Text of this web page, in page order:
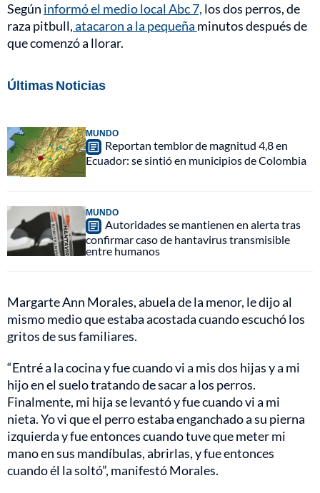
Según informó el medio local Abc 7, los dos perros, de
raza pitbull,atacaron a la pequeña minutos después de
que comenzó a llorar.
Últimas Noticias
MUNDO
Reportan temblor de magnitud 4,8 en
Ecuador: se sintió en municipios de Colombia
MUNDO
Autoridades se mantienen en alerta tras
confirmar caso de hantavirus transmisible
entre humanos
Margarte Ann Morales, abuela de la menor, le dijo al
mismo medio que estaba acostada cuando escuchó los
gritos de sus familiares.
“Entré a la cocina y fue cuando vi a mis dos hijas y a mi
hijo en el suelo tratando de sacar a los perros.
Finalmente, mi hija se levantó y fue cuando vi a mi
nieta. Yo vi que el perro estaba enganchado a su pierna
izquierda y fue entonces cuando tuve que meter mi
mano en sus mandíbulas, abrirlas, y fue entonces
cuando él la soltó”, manifestó Morales.